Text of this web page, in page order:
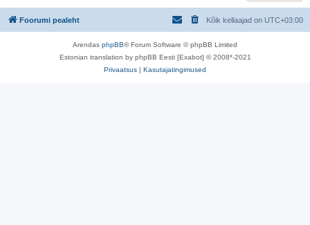
Foorumi pealeht Kõik kellaajad on UTC+03:00
Arendas phpBB® Forum Software © phpBB Limited
Estonian translation by phpBB Eesti [Exabot] © 2008*-2021
Privaatsus | Kasutajatingimused